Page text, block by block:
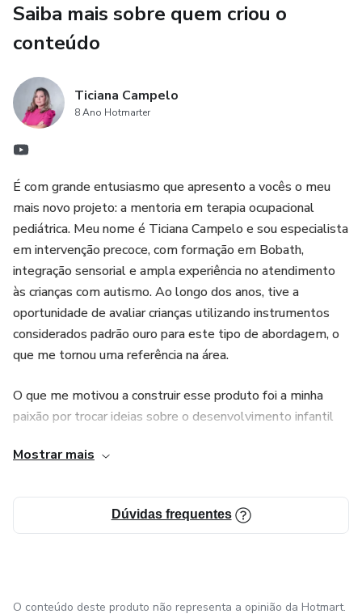
Ticiana Campelo
Saiba mais sobre quem criou o
conteúdo
Ticiana Campelo
8 Ano Hotmarter
É com grande entusiasmo que apresento a vocês o meu
mais novo projeto: a mentoria em terapia ocupacional
pediátrica. Meu nome é Ticiana Campelo e sou especialista
em intervenção precoce, com formação em Bobath,
integração sensorial e ampla experiência no atendimento
às crianças com autismo. Ao longo dos anos, tive a
oportunidade de avaliar crianças utilizando instrumentos
considerados padrão ouro para este tipo de abordagem, o
que me tornou uma referência na área.
O que me motivou a construir esse produto foi a minha
paixão por trocar ideias sobre o desenvolvimento infantil
positivos de que tenho muita bagagem de informação e
transformar esse meu ponto forte em cursos, a fim de
ajudar ainda mais profissionais da área.
terapia ocupacional na pediatria. Através de encontros
Mostrar mais
Dúvidas frequentes
O conteúdo deste produto não representa a opinião da Hotmart.